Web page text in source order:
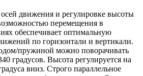
движения и регулировке высоты
перемещения в
обеспечивает оптимальную
по горизонтали и вертикали.
пружиной можно поворачивать
градусов. Высота регулируется на
вниз. Строго параллельное